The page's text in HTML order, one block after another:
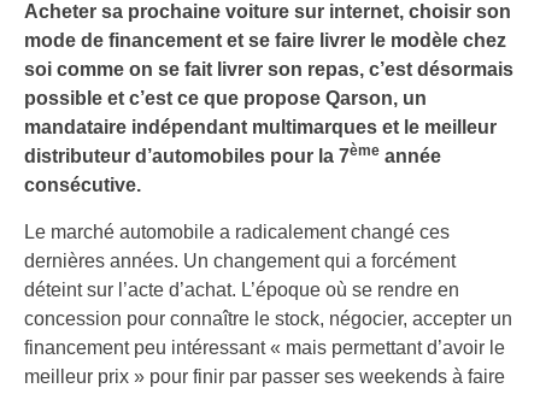
Acheter sa prochaine voiture sur internet, choisir son
mode de financement et se faire livrer le modèle chez
soi comme on se fait livrer son repas, c’est désormais
possible et c’est ce que propose Qarson, un
mandataire indépendant multimarques et le meilleur
distributeur d’automobiles pour la 7ème année
consécutive.
Le marché automobile a radicalement changé ces
dernières années. Un changement qui a forcément
déteint sur l’acte d’achat. L’époque où se rendre en
concession pour connaître le stock, négocier, accepter un
financement peu intéressant « mais permettant d’avoir le
meilleur prix » pour finir par passer ses weekends à faire